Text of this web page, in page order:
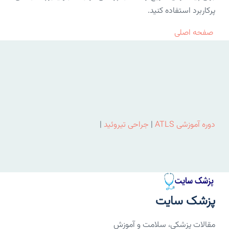
پرکاربرد استفاده کنید.
صفحه اصلی
دوره آموزشی ATLS | جراحی تیروئید |
پزشک سایت
مقالات پزشکی، سلامت و آموزش